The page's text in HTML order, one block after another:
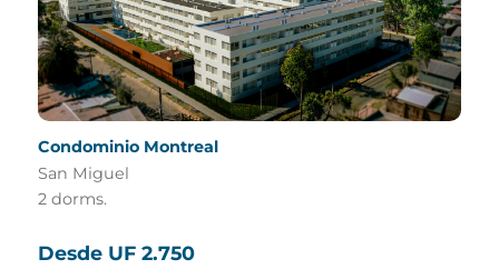
Condominio Montreal
San Miguel
2 dorms.
Desde UF 2.750